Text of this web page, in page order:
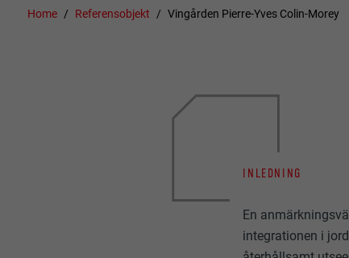
Home Referensobjekt Vingården Pierre-Yves Colin-Morey
INLEDNING
En
integrationen i